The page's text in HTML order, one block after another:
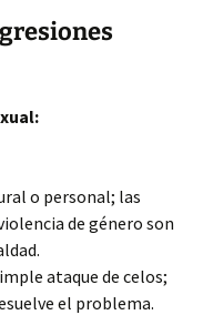
o personal; las
de género son
ataque de celos;
el problema.